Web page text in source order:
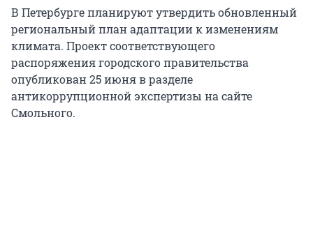
В Петербурге планируют утвердить обновленный
региональный план адаптации к изменениям
климата. Проект соответствующего
распоряжения городского правительства
опубликован 25 июня в разделе
антикоррупционной экспертизы на сайте
Смольного.